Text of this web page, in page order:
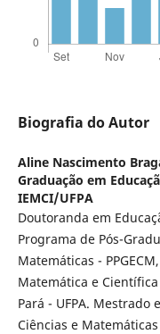
Biografia do Autor
Aline Nascimento
Graduação em
IEMCI/UFPA
Doutoranda em
Programa de Pós-
Matemáticas -
Matemática e
Pará - UFPA. Mestrado
Ciências e